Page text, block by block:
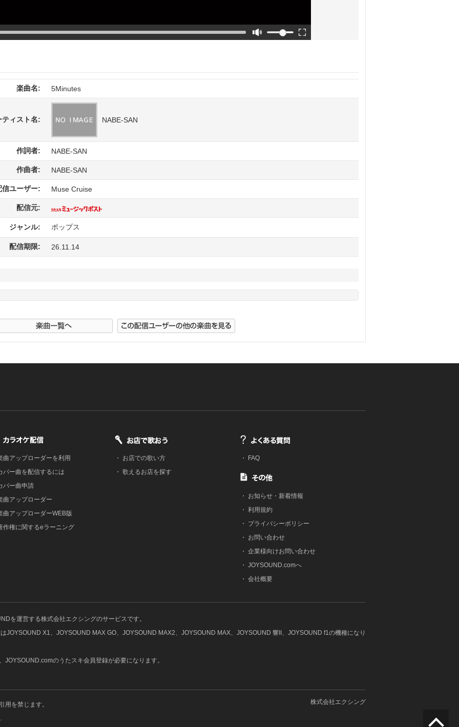
楽曲名: 5Minutes
ティスト名: NABE-SAN
作詞者: NABE-SAN
作曲者: NABE-SAN
信ユーザー: Muse Cruise
配信元:
ジャンル: ポップス
配信期限: 26.11.14
曲アップローダーを利用
バー曲を配信するには
バー曲申請
曲アップローダー
曲アップローダーWEB版
作権に関するeラーニング
・
お店での歌い方
・ 歌えるお店を探す
・ FAQ
・
お知らせ・新着情報
・ 利用規約
・
プライバシーポリシー
・
お問い合わせ
・ 企業様向けお問い合わせ
・ JOYSOUND.comへ
・ 会社概要
を運営する株式会社エクシングのサービスです。
JOYSOUND X1、JOYSOUND MAX GO、JOYSOUND MAX2、JOYSOUND MAX、JOYSOUND 響II、JOYSOUND f1の機種になり
のうたスキ会員登録が必要になります。
用を禁じます。
株式会社エクシング